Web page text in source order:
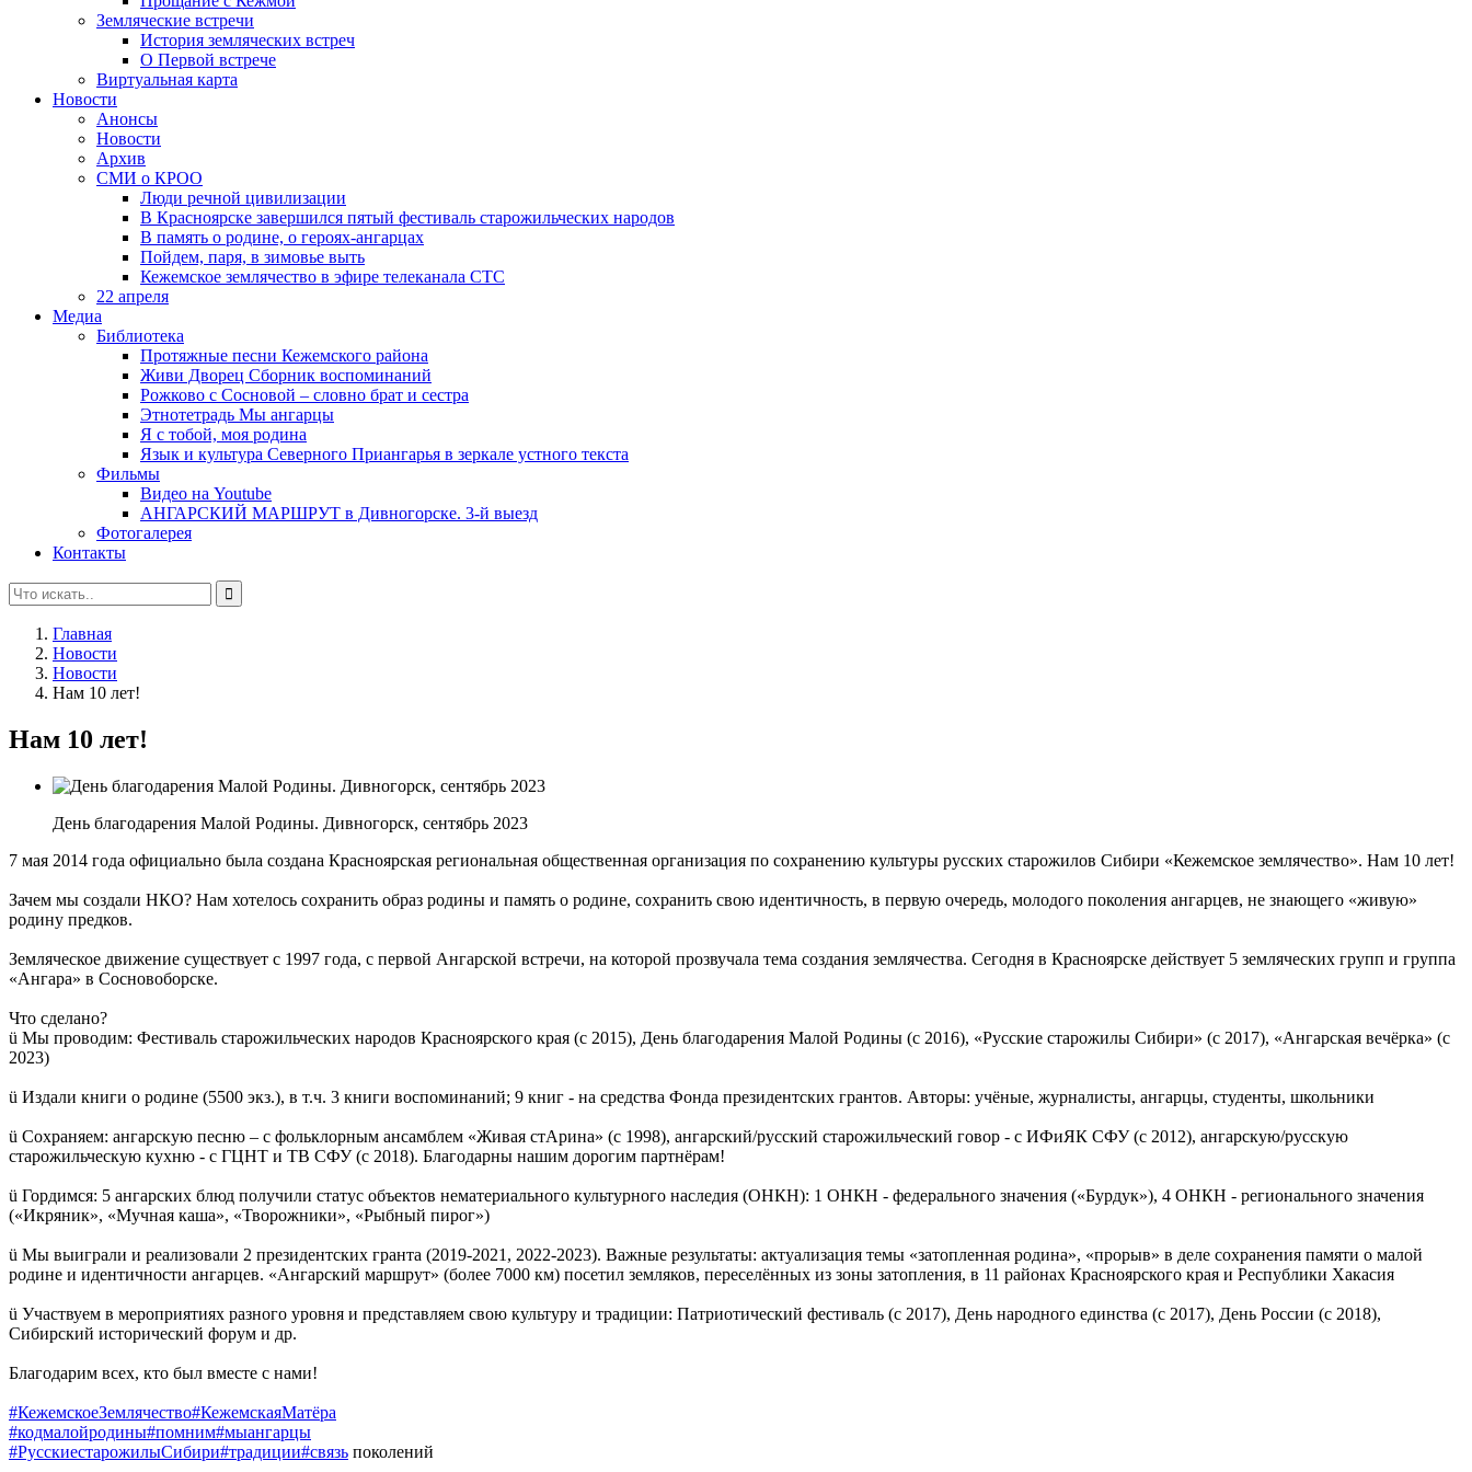
Земляческие встречи
История земляческих встреч
О Первой встрече
Виртуальная карта
Новости
Анонсы
Новости
Архив
СМИ о КРОО
Люди речной цивилизации
В Красноярске завершился пятый фестиваль старожильческих народов
В память о родине, о героях-ангарцах
Пойдем, паря, в зимовье выть
Кежемское землячество в эфире телеканала СТС
22 апреля
Медиа
Библиотека
Протяжные песни Кежемского района
Живи Дворец Сборник воспоминаний
Рожково с Сосновой – словно брат и сестра
Этнотетрадь Мы ангарцы
Я с тобой, моя родина
Язык и культура Северного Приангарья в зеркале устного текста
Фильмы
Видео на Youtube
АНГАРСКИЙ МАРШРУТ в Дивногорске. 3-й выезд
Фотогалерея
Контакты
Главная
Новости
Новости
Нам 10 лет!
Нам 10 лет!
День благодарения Малой Родины. Дивногорск, сентябрь 2023
7 мая 2014 года официально была создана Красноярская региональная общественная организация по сохранению культуры русских старожилов Сибири «Кежемское землячество». Нам 10 лет!
Зачем мы создали НКО? Нам хотелось сохранить образ родины и память о родине, сохранить свою идентичность, в первую очередь, молодого поколения ангарцев, не знающего «живую»
родину предков.
Земляческое движение существует с 1997 года, с первой Ангарской встречи, на которой прозвучала тема создания землячества. Сегодня в Красноярске действует 5 земляческих групп и группа
«Ангара» в Сосновоборске.
Что сделано?
ü Мы проводим: Фестиваль старожильческих народов Красноярского края (с 2015), День благодарения Малой Родины (с 2016), «Русские старожилы Сибири» (с 2017), «Ангарская вечёрка» (с
2023)
ü Издали книги о родине (5500 экз.), в т.ч. 3 книги воспоминаний; 9 книг - на средства Фонда президентских грантов. Авторы: учёные, журналисты, ангарцы, студенты, школьники
ü Сохраняем: ангарскую песню – с фольклорным ансамблем «Живая стАрина» (с 1998), ангарский/русский старожильческий говор - с ИФиЯК СФУ (с 2012), ангарскую/русскую
старожильческую кухню - с ГЦНТ и ТВ СФУ (с 2018). Благодарны нашим дорогим партнёрам!
ü Гордимся: 5 ангарских блюд получили статус объектов нематериального культурного наследия (ОНКН): 1 ОНКН - федерального значения («Бурдук»), 4 ОНКН - регионального значения
(«Икряник», «Мучная каша», «Творожники», «Рыбный пирог»)
ü Мы выиграли и реализовали 2 президентских гранта (2019-2021, 2022-2023). Важные результаты: актуализация темы «затопленная родина», «прорыв» в деле сохранения памяти о малой
родине и идентичности ангарцев. «Ангарский маршрут» (более 7000 км) посетил земляков, переселённых из зоны затопления, в 11 районах Красноярского края и Республики Хакасия
ü Участвуем в мероприятиях разного уровня и представляем свою культуру и традиции: Патриотический фестиваль (с 2017), День народного единства (с 2017), День России (с 2018),
Сибирский исторический форум и др.
Благодарим всех, кто был вместе с нами!
#КежемскоеЗемлячество#КежемскаяМатёра
#кодмалойродины#помним#мыангарцы
#РусскиестарожилыСибири#традиции#связь поколений